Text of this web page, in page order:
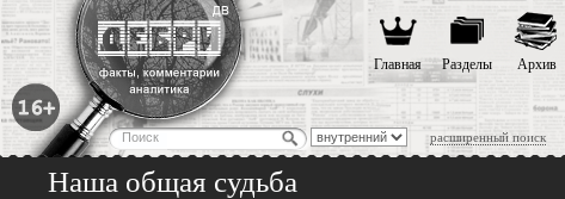
расширенный поиск
Главная Разделы Архив
Наша общая судьба